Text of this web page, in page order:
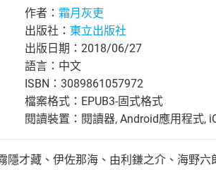
作者： 霜月灰吏
出版社： 東立出版社
出版日期：2018/06/27
語言：中文
ISBN：3089861057972
檔案格式：EPUB3-固式格式
閱讀裝置：閱讀器, Android應用程式,
隱才藏、伊佐那海、由利鎌之介、海野